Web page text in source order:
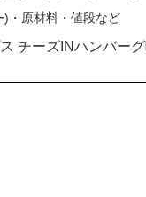
・原材料・値段など
チーズINハンバー